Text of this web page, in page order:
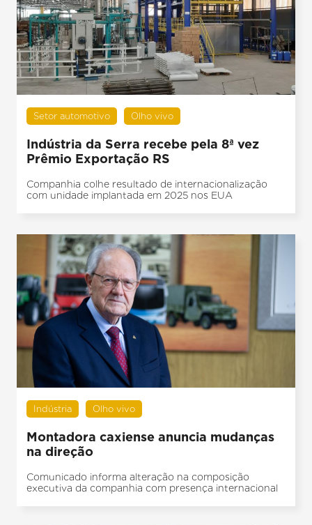
Setor automotivo Olho vivo
Indústria da Serra recebe pela 8ª vez
Prêmio Exportação RS
Companhia colhe resultado de internacionalização
com unidade implantada em 2025 nos EUA
Indústria Olho vivo
Montadora caxiense anuncia mudanças
na direção
Comunicado informa alteração na composição
executiva da companhia com presença internacional